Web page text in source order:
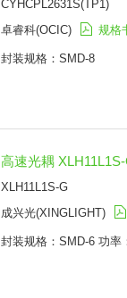
CYHCPL2631S(TP1)
卓睿科(OCIC)
规格
封装规格：SMD-8
高速光耦
XLH11L1S-G
成兴光(XINGLIGHT)
封装规格：SMD-6 功率